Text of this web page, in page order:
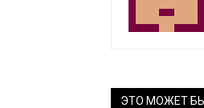
ЭТО МОЖЕТ